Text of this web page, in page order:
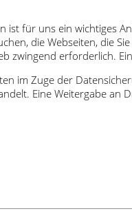
für uns ein wichtiges
die Webseiten, die
zwingend erforderlich.
im Zuge der
Eine Weitergabe an